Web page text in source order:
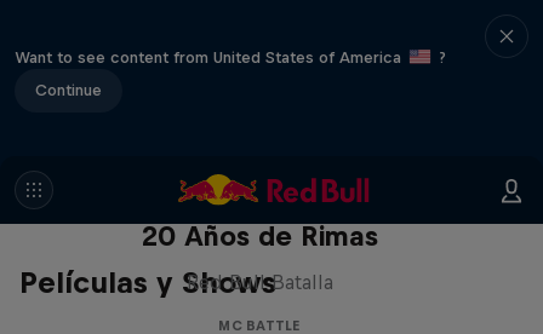
Want to see content from United States of America
?
Continue
Películas y Shows
Red Bull Batalla Nueva Historia:
20 Años de Rimas
Red Bull Batalla
MC BATTLE